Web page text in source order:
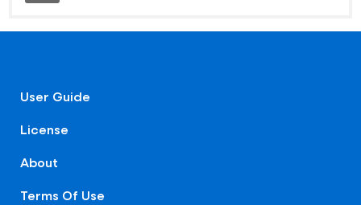
User Guide
License
About
Terms Of Use